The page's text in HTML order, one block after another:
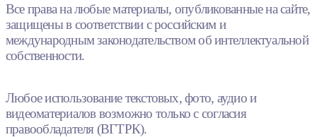
Все права на любые материалы, опубликованные на сайте,
защищены в соответствии с российским и
международным законодательством об интеллектуальной
собственности.
Любое использование текстовых, фото, аудио и
видеоматериалов возможно только с согласия
правообладателя (ВГТРК).